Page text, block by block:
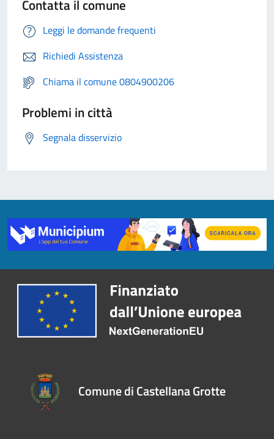
Contatta il comune
Leggi le domande frequenti
Richiedi Assistenza
Chiama il comune 0804900206
Problemi in città
Segnala disservizio
Comune di Castellana Grotte